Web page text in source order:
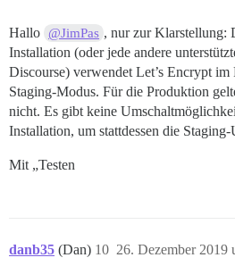
Hallo @JimPas , nur zur Klarstellung:
Installation (oder jede andere
Discourse) verwendet Let’s Encrypt
Staging-Modus. Für die Produktion
nicht. Es gibt keine
Installation, um stattdessen die
Mit „Testen
danb35 (Dan) 26. Dezember 2019
10